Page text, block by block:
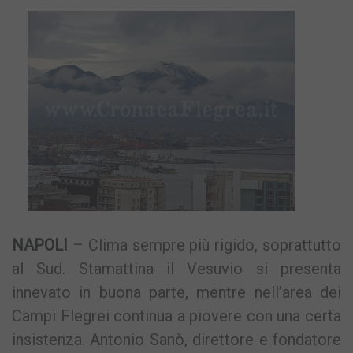
NAPOLI – Clima sempre più rigido, soprattutto
al Sud. Stamattina il Vesuvio si presenta
innevato in buona parte, mentre nell’area dei
Campi Flegrei continua a piovere con una certa
insistenza. Antonio Sanò, direttore e fondatore